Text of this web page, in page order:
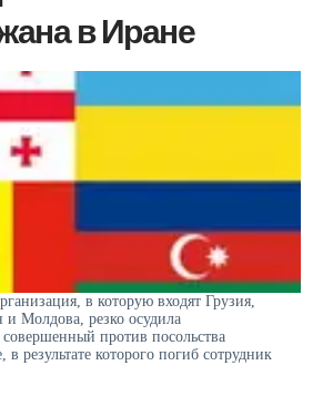
в Иране
в которую входят Грузия,
Молдова, резко осудила
совершенный против посольства
результате которого погиб сотрудник